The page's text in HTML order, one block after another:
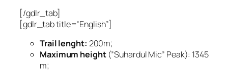
[/gdlr_tab]
[gdlr_tab title=”English”]
Trail lenght: 200m;
Maximum height(”Suhardul Mic” Peak): 1345
m;